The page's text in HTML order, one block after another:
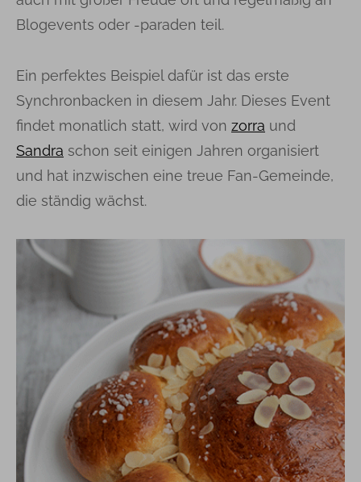
Blogevents oder -paraden teil.
Ein perfektes Beispiel dafür ist das erste
Synchronbacken in diesem Jahr. Dieses Event
findet monatlich statt, wird von zorra und
Sandra schon seit einigen Jahren organisiert
und hat inzwischen eine treue Fan-Gemeinde,
die ständig wächst.